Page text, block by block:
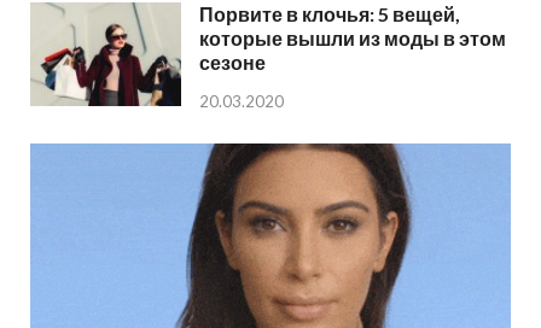
Порвите в клочья: 5 вещей,
которые вышли из моды в этом
сезоне
20.03.2020